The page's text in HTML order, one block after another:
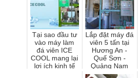
Tại sao đầu tư
vào máy làm
đá viên ICE
COOL mang lại
lợi ích kinh tế
Lắp đặt máy đá
viên 5 tấn tại
Hương An -
Quế Sơn -
Quảng Nam